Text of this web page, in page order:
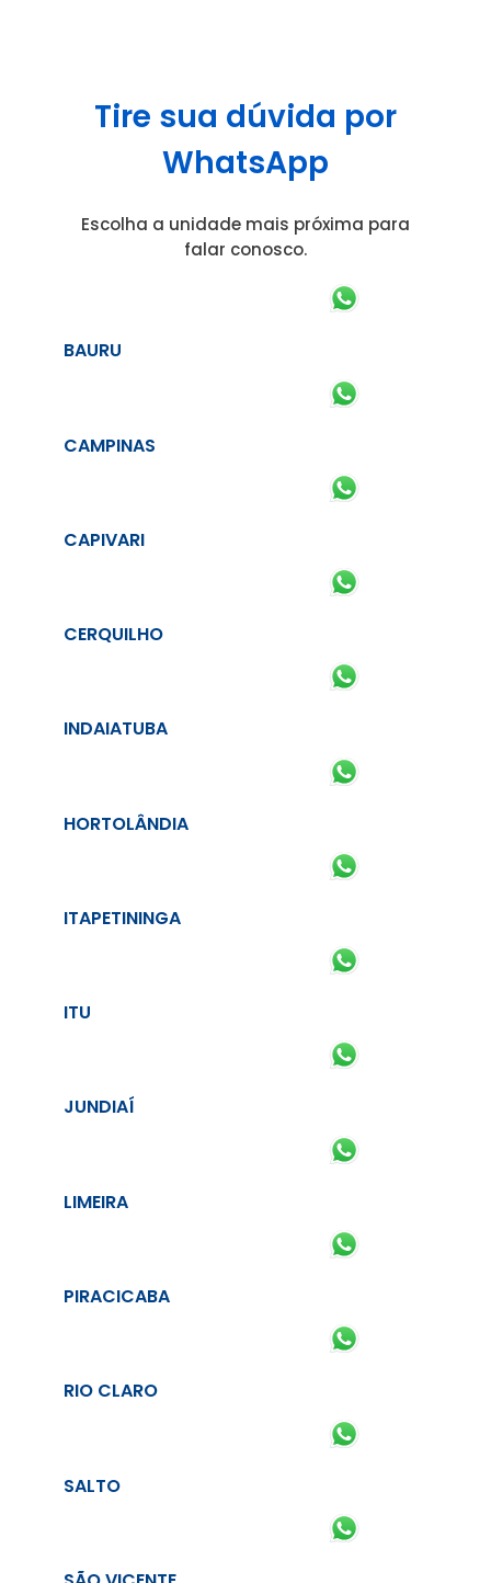
Tire sua dúvida por
WhatsApp
Escolha a unidade mais próxima para
falar conosco.
BAURU
CAMPINAS
CAPIVARI
CERQUILHO
INDAIATUBA
HORTOLÂNDIA
ITAPETININGA
ITU
JUNDIAÍ
LIMEIRA
PIRACICABA
RIO CLARO
SALTO